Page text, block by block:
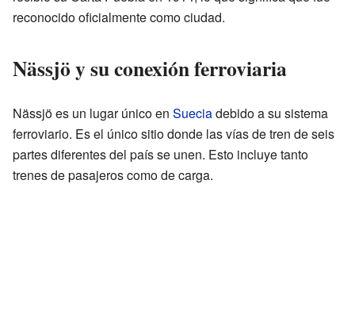
reconocido oficialmente como ciudad.
Nässjö y su conexión ferroviaria
Nässjö es un lugar único en Sueciadebido a su sistema
ferroviario. Es el único sitio donde las vías de tren de seis
partes diferentes del país se unen. Esto incluye tanto
trenes de pasajeros como de carga.